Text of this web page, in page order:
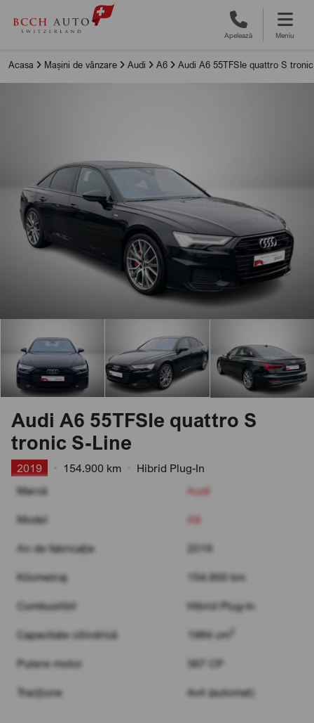
Apelează Meniu
Acasa Mașini de vânzare Audi A6 Audi A6 55TFSIe quattro S
Audi A6 55TFSIe quattro S
tronic S-Line
2019 154.900 km
Hibrid Plug-In
Marcă
Audi
Model A6
An de fabricație 2019
Kilometraj 154.900 km
Combustibil Hibrid Plug-In
Capacitate cilindrică 1984 cm
Putere motor 367 CP
Tracțiune 4x4 (automat)